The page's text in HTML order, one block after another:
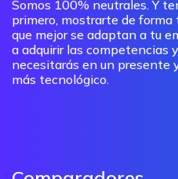
Somos 100% neutrales. Y
primero, mostrarte de
que mejor se adaptan a tu
a adquirir las competencias
necesitarás en un presente
más tecnológico.